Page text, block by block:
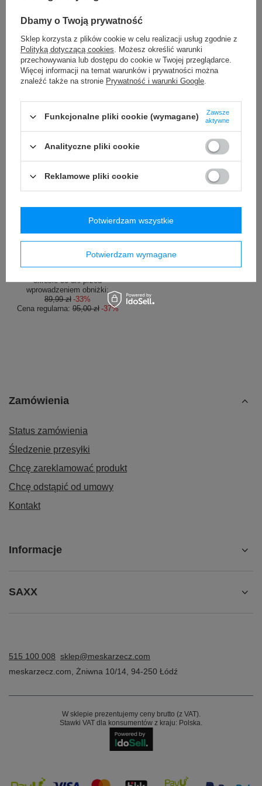
Contigo Ashland 2.0 Chill 720
89,99 zł / szt.
Najniższa cena produktu w
okresie 30 dni przed
wprowadzeniem obniżki:
89,99 zł 0%
339,99 zł / szt.
Butelka na wodę Contigo
szt.
okresie 30 dni przed
wprowadzeniem obniżki:
89,99 zł -33%
Cena regularna:95,00 zł -37%
Saszetka nerka
Vibe 100 - Szara
339,99 zł
Zamówienia
Status zamówienia
Śledzenie przesyłki
Chcę zareklamować produkt
Chcę odstąpić od umowy
Kontakt
Informacje
SAXX
515 100 008 sklep@meskarzecz.com
meskarzecz.com
Żniwna 10/14 94-250 Łódź
W sklepie prezentujemy ceny brutto (z VAT).
Stawki VAT dla konsumentów z kraju: Polska.
Dbamy o Twoją prywatność
Sklep korzysta z plików cookie w celu realizacji usług zgodnie z
Polityką dotyczącą cookies. Możesz określić warunki
przechowywania lub dostępu do cookie w Twojej przeglądarce.
Więcej informacji na temat warunków i prywatności można
znaleźć także na stronie Prywatność i warunki Google.
Funkcjonalne pliki cookie (wymagane)
Zawsze
aktywne
Analityczne pliki cookie
Reklamowe pliki cookie
Potwierdzam wymagane
Potwierdzam wszystkie